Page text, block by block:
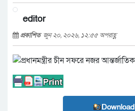
editor
প্রকাশিত জুন ২০, ২০২৬, ১২:৫৫ অপরাহ্ণ
Download